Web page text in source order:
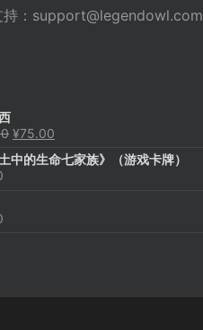
： support@legendowl.com
原
为：
¥75.00
价
中的生命七家族》（游戏卡牌）